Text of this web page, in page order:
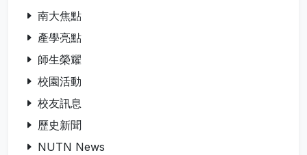
南大焦點
產學亮點
師生榮耀
校園活動
校友訊息
歷史新聞
NUTN News